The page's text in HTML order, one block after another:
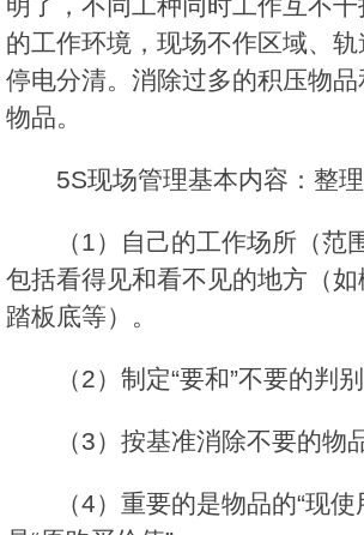
的工作环境，现场不作区域、
停电分清。消除过多的积压物
物品。
5S现场管理基本内容：整
（1）自己的工作场所（范
包括看得见和看不见的地方（如
踏板底等）。
（2）制定“要和”不要的判别
（3）按基准消除不要的物
（4）重要的是物品的“现